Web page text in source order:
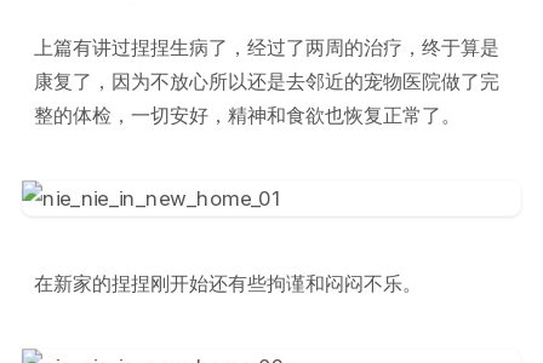
上篇有讲过捏捏生病了，经过了两周的治疗，终于算是
康复了，因为不放心所以还是去邻近的宠物医院做了完
整的体检，一切安好，精神和食欲也恢复正常了。
在新家的捏捏刚开始还有些拘谨和闷闷不乐。